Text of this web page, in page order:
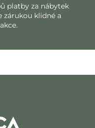
platby za nábytek
zárukou klidné a